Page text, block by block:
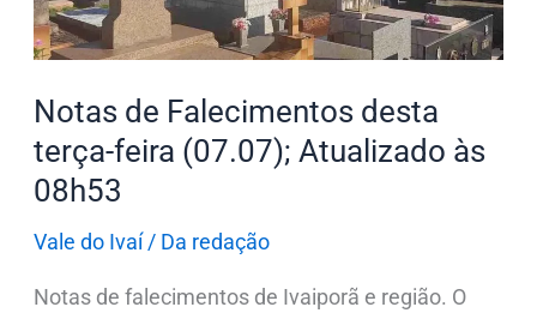
Notas de Falecimentos desta
terça-feira (07.07); Atualizado às
08h53
Vale do Ivaí/ Da redação
Notas de falecimentos de Ivaiporã e região. O
(07.07);
Atualizado
08h53